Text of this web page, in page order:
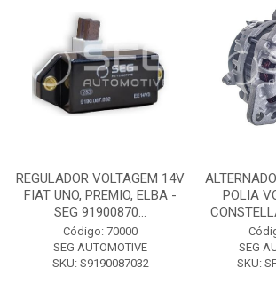
REGULADOR VOLTAGEM 14V
FIAT UNO, PREMIO, ELBA -
SEG 91900870...
Código: 70000
SEG AUTOMOTIVE
SKU: S9190087032
POLIA
SEG
SKU: